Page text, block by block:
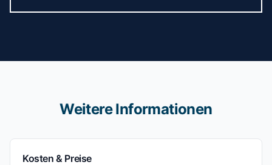
Weitere Informationen
Kosten & Preise